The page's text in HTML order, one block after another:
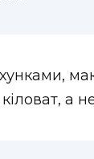
кіловат, а